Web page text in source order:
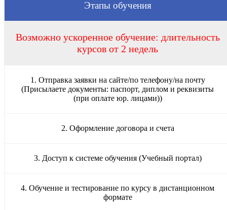
Этапы обучения
Возможно ускоренное обучение: длительность
курсов от 2 недель
1. Отправка заявки на сайте/по телефону/на почту
(Присылаете документы: паспорт, диплом и реквизиты
(при оплате юр. лицами))
2. Оформление договора и счета
3. Доступ к системе обучения (Учебный портал)
4. Обучение и тестирование по курсу в дистанционном
формате